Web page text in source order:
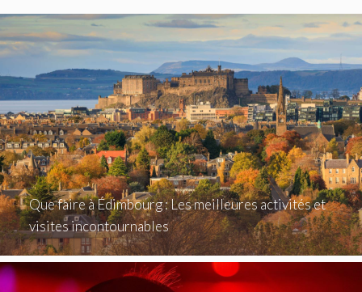
Que faire à Édimbourg : Les meilleures activités et
visites incontournables